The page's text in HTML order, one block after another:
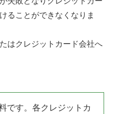
ることができなくなりま
はクレジットカード会社へ
です。各クレジットカ